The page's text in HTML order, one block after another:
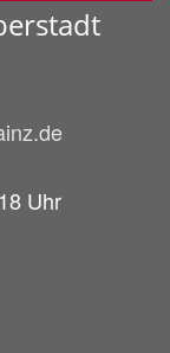
Uhr